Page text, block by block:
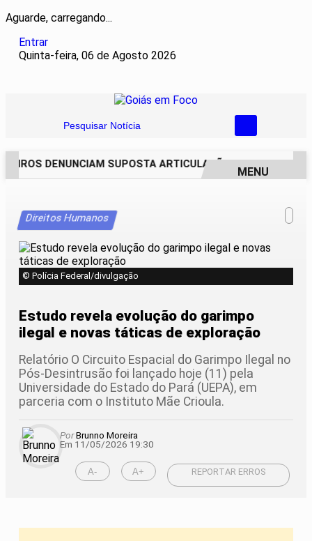
Aguarde, carregando...
Entrar
Quinta-feira, 06 de Agosto 2026
Pesquisar Notícia
DENUNCIAM SUPOSTA ARTICULAÇÃO PARA
MENU
Direitos Humanos
© Polícia Federal/divulgação
Estudo revela evolução do garimpo
ilegal e novas táticas de exploração
Relatório O Circuito Espacial do Garimpo Ilegal no
Pós-Desintrusão foi lançado hoje (11) pela
Universidade do Estado do Pará (UEPA), em
parceria com o Instituto Mãe Crioula.
PorBrunno Moreira
Em 11/05/2026 19:30
A- A+ REPORTAR ERROS